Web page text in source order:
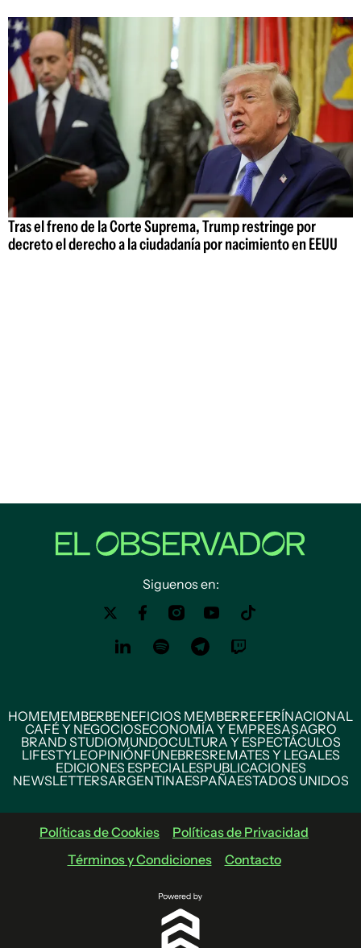
Tras el freno de la Corte Suprema, Trump restringe por
decreto el derecho a la ciudadanía por nacimiento en EEUU
Siguenos en:
HOMEMEMBERBENEFICIOS MEMBERREFERÍNACIONAL
CAFÉ Y NEGOCIOSECONOMÍA Y EMPRESASAGRO
BRAND STUDIOMUNDOCULTURA Y ESPECTÁCULOS
LIFESTYLEOPINIÓNFÚNEBRESREMATES Y LEGALES
EDICIONES ESPECIALESPUBLICACIONES
NEWSLETTERSARGENTINAESPAÑAESTADOS UNIDOS
Políticas de Cookies
Políticas de Privacidad
Términos y Condiciones
Contacto